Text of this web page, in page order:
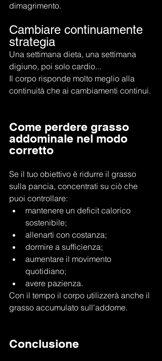
dimagrimento.
Cambiare continuamente
strategia
Una settimana dieta, una settimana
digiuno, poi solo cardio...
Il corpo risponde molto meglio alla
continuità che ai cambiamenti continui.
Come perdere grasso
addominale nel modo
corretto
Se il tuo obiettivo è ridurre il grasso
sulla pancia, concentrati su ciò che
puoi controllare:
mantenere un deficit calorico
sostenibile;
allenarti con costanza;
dormire a sufficienza;
aumentare il movimento
quotidiano;
avere pazienza.
Con il tempo il corpo utilizzerà anche il
grasso accumulato sull'addome.
Conclusione